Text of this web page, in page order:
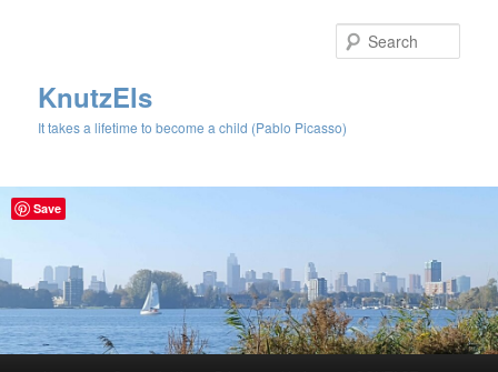
KnutzEls
It takes a lifetime to become a child (Pablo Picasso)
Save